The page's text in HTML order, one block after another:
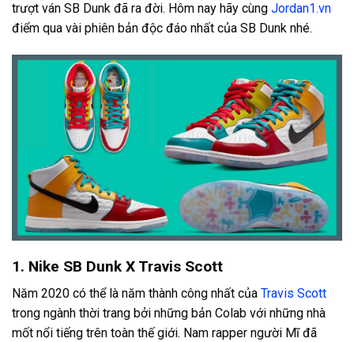
trượt ván SB Dunk đã ra đời. Hôm nay hãy cùng Jordan1.vn
điểm qua vài phiên bản độc đáo nhất của SB Dunk nhé.
1. Nike SB Dunk X Travis Scott
Năm 2020 có thể là năm thành công nhất của Travis Scott
trong ngành thời trang bởi những bản Colab với những nhà
mốt nổi tiếng trên toàn thế giới. Nam rapper người Mĩ đã